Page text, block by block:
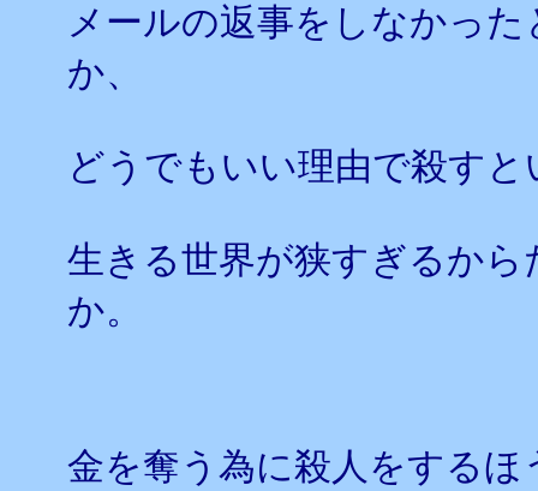
メールの返事をしなかっ
か、
どうでもいい理由で殺す
生きる世界が狭すぎるか
か。
金を奪う為に殺人をする